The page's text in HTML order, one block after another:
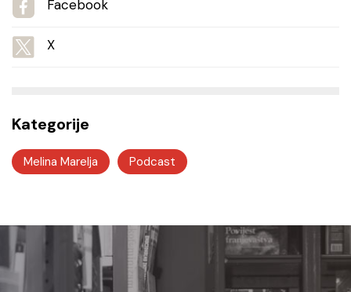
Facebook
X
Kategorije
Melina Marelja Podcast